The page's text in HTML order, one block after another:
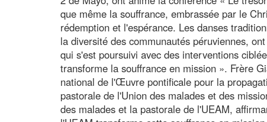
que même la souffrance, embrassée par le
rédemption et l'espérance. Les danses
la diversité des communautés péruviennes,
qui s'est poursuivi avec des interventions
transforme la souffrance en mission ». Frère
national de l'Œuvre pontificale pour la
pastorale de l'Union des malades et des
des malades et la pastorale de l'UEAM,